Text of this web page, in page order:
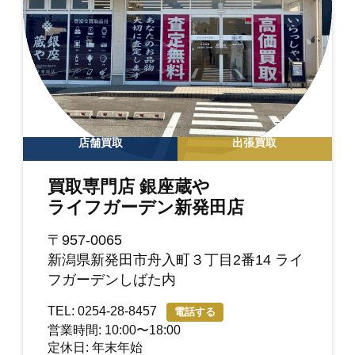
店舗買取 出張買取
買取専門店 銀座蔵や
ライフガーデン新発田店
〒957-0065
新潟県新発田市舟入町３丁目2番14 ライ
フガーデンしばた内
TEL: 0254-28-8457 電話する
営業時間: 10:00〜18:00
定休日: 年末年始